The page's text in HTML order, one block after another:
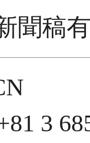
聞稿
3